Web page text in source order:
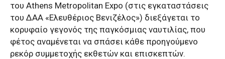
του Athens Metropolitan Expo (στις εγκαταστάσεις
του ΔΑΑ «Ελευθέριος Βενιζέλος») διεξάγεται το
κορυφαίο γεγονός της παγκόσμιας ναυτιλίας, που
φέτος αναμένεται να σπάσει κάθε προηγούμενο
ρεκόρ συμμετοχής εκθετών και επισκεπτών.